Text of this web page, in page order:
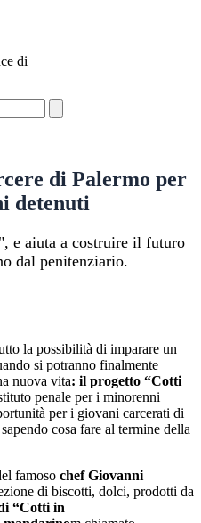
di
di Palermo per
detenuti
e aiuta a costruire il futuro
dal penitenziario.
la possibilità di imparare un
si potranno finalmente
nuova vita: il progetto “Cotti
penale per i minorenni
per i giovani carcerati di
cosa fare al termine della
famoso chef Giovanni
di biscotti, dolci, prodotti da
“Cotti in